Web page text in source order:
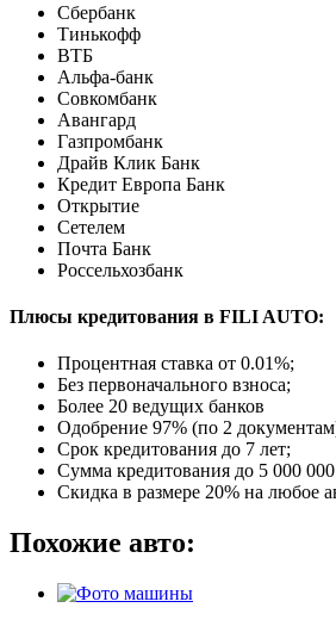
Сбербанк
Тинькофф
ВТБ
Альфа-банк
Совкомбанк
Авангард
Газпромбанк
Драйв Клик Банк
Кредит Европа Банк
Открытие
Сетелем
Почта Банк
Россельхозбанк
Плюсы кредитования в FILI AUTO:
Процентная ставка от 0.01%;
Без первоначального взноса;
Более 20 ведущих банков
Одобрение 97% (по 2
Срок кредитования до 7 лет;
Сумма кредитования до 5 000
Скидка в размере 20% на любое
Похожие авто: